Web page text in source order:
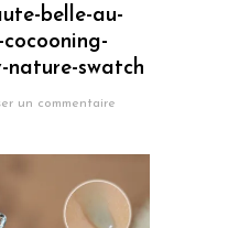
belle-au-
nature-swatch
un commentaire